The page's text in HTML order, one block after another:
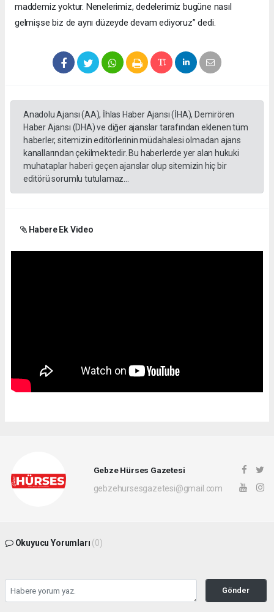
maddemiz yoktur. Nenelerimiz, dedelerimiz bugüne nasıl
gelmişse biz de aynı düzeyde devam ediyoruz” dedi.
Anadolu Ajansı (AA), İhlas Haber Ajansı (İHA), Demirören
Haber Ajansı (DHA) ve diğer ajanslar tarafından eklenen tüm
haberler, sitemizin editörlerinin müdahalesi olmadan ajans
kanallarından çekilmektedir. Bu haberlerde yer alan hukuki
muhataplar haberi geçen ajanslar olup sitemizin hiç bir
editörü sorumlu tutulamaz...
Habere Ek Video
Gebze Hürses Gazetesi
gebzehursesgazetesi@gmail.com
Okuyucu Yorumları (0)
Gönder